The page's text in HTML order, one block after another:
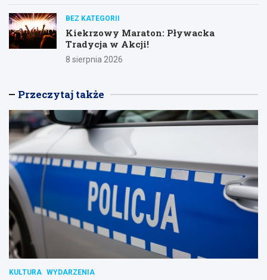
BEZ KATEGORII
Kiekrzowy Maraton: Pływacka
Tradycja w Akcji!
8 sierpnia 2026
Przeczytaj także
KULTURA WYDARZENIA